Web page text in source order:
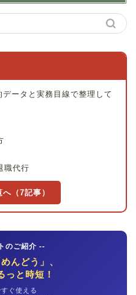
ータと実務目線で整理して
職代行
（7記事）
のご紹介 --
んどう」、
っと時短！
ぐ使える